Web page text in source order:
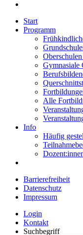
Start
Programm
Gymnasiale
Alle
Info
Häufig
Barrierefreiheit
Datenschutz
Impressum
Login
Kontakt
Suchbegriff